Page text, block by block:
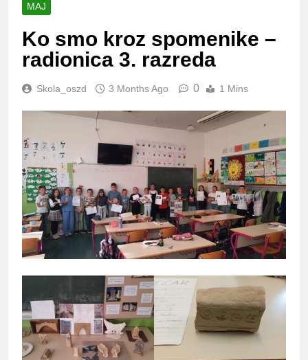
MAJ
Ko smo kroz spomenike –
radionica 3. razreda
Skola_oszd 3 Months Ago 0 1 Mins